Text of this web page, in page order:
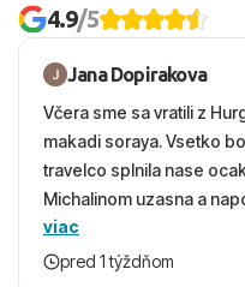
4.9/5
Jana Dopirakova
Včera sme sa vratili z
makadi soraya. Vsetko
travelco splnila nase
Michalinom uzasna a
vecernych hodinach
krasny, cisty. Sluzby top.
viac
pred 1 týždňom